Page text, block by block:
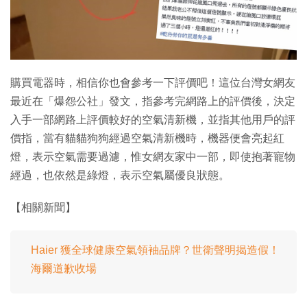
購買電器時，相信你也會參考一下評價吧！這位台灣女網友
最近在「爆怨公社」發文，指參考完網路上的評價後，決定
入手一部網路上評價較好的空氣清新機，並指其他用戶的評
價指，當有貓貓狗狗經過空氣清新機時，機器便會亮起紅
燈，表示空氣需要過濾，惟女網友家中一部，即使抱著寵物
經過，也依然是綠燈，表示空氣屬優良狀態。
【相關新聞】
Haier 獲全球健康空氣領袖品牌？世衛聲明揭造假！
海爾道歉收場